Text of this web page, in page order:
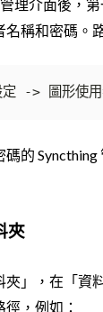
理介面後，
稱和密碼。
碼的
夾
夾」，在「資
，例如：